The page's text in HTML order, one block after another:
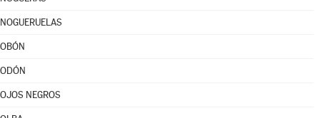
NOGUERUELAS
OBÓN
ODÓN
OJOS NEGROS